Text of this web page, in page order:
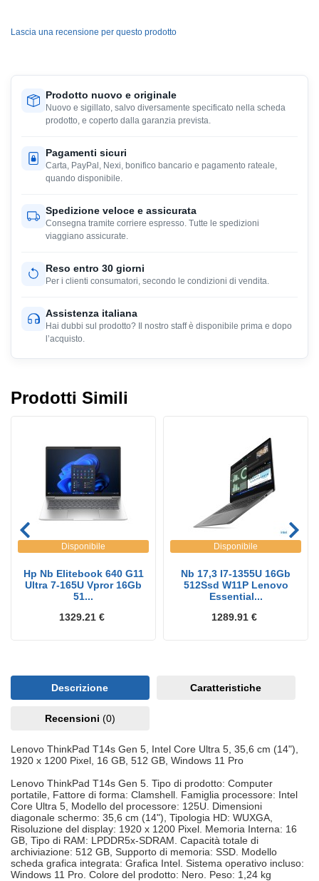
Lascia una recensione per questo prodotto
Prodotto nuovo e originale
Nuovo e sigillato, salvo diversamente specificato nella scheda
prodotto, e coperto dalla garanzia prevista.
Pagamenti sicuri
Carta, PayPal, Nexi, bonifico bancario e pagamento rateale,
quando disponibile.
Spedizione veloce e assicurata
Consegna tramite corriere espresso. Tutte le spedizioni
viaggiano assicurate.
Reso entro 30 giorni
Per i clienti consumatori, secondo le condizioni di vendita.
Assistenza italiana
Hai dubbi sul prodotto? Il nostro staff è disponibile prima e dopo
l’acquisto.
Prodotti Simili
Disponibile
Hp Nb Elitebook 640 G11
Ultra 7-165U Vpror 16Gb
51...
1329.21 €
Disponibile
Nb 17,3 I7-1355U 16Gb
512Ssd W11P Lenovo
Essential...
1289.91 €
Descrizione Caratteristiche
Recensioni (0)
Lenovo ThinkPad T14s Gen 5, Intel Core Ultra 5, 35,6 cm (14"),
1920 x 1200 Pixel, 16 GB, 512 GB, Windows 11 Pro
Lenovo ThinkPad T14s Gen 5. Tipo di prodotto: Computer
portatile, Fattore di forma: Clamshell. Famiglia processore: Intel
Core Ultra 5, Modello del processore: 125U. Dimensioni
diagonale schermo: 35,6 cm (14"), Tipologia HD: WUXGA,
Risoluzione del display: 1920 x 1200 Pixel. Memoria Interna: 16
GB, Tipo di RAM: LPDDR5x-SDRAM. Capacità totale di
archiviazione: 512 GB, Supporto di memoria: SSD. Modello
scheda grafica integrata: Grafica Intel. Sistema operativo incluso:
Windows 11 Pro. Colore del prodotto: Nero. Peso: 1,24 kg